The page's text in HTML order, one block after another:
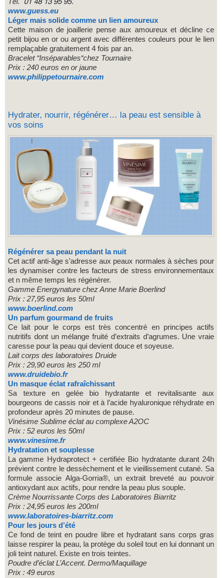
www.guess.eu
Léger mais solide comme un lien amoureux
Cette maison de joaillerie pense aux amoureux et décline ce
petit bijou en or ou argent avec différentes couleurs pour le lien
remplaçable gratuitement 4 fois par an.
Bracelet “Inséparables“chez Tournaire
Prix : 240 euros en or jaune
www.philippetournaire.com
Hydrater, nourrir, régénérer… la peau est sensible à
vos soins
Régénérer sa peau pendant la nuit
Cet actif anti-âge s’adresse aux peaux normales à sèches pour
les dynamiser contre les facteurs de stress environnementaux
et n même temps les régénérer.
Gamme Energynature chez Anne Marie Boerlind
Prix : 27,95 euros les 50ml
www.boerlind.com
Un parfum gourmand de fruits
Ce lait pour le corps est très concentré en principes actifs
nutritifs dont un mélange fruité d’extraits d’agrumes. Une vraie
caresse pour la peau qui devient douce et soyeuse.
Lait corps des laboratoires Druide
Prix : 29,90 euros les 250 ml
www.druidebio.fr
Un masque éclat rafraîchissant
Sa texture en gelée bio hydratante et revitalisante aux
bourgeons de cassis noir et à l’acide hyaluronique réhydrate en
profondeur après 20 minutes de pause.
Vinésime Sublime éclat au complexe A2OC
Prix : 52 euros les 50ml
www.vinesime.fr
Hydratation et souplesse
La gamme Hydraprotect + certifiée Bio hydratante durant 24h
prévient contre le dessèchement et le vieillissement cutané. Sa
formule associe Alga-Gorria®, un extrait breveté au pouvoir
antioxydant aux actifs, pour rendre la peau plus souple.
Crème Nourrissante Corps des Laboratoires Biarritz
Prix : 24,95 euros les 200ml
www.laboratoires-biarritz.com
Pour les jours d’été
Ce fond de teint en poudre libre et hydratant sans corps gras
laisse respirer la peau, la protège du soleil tout en lui donnant un
joli teint naturel. Existe en trois teintes.
Poudre d’éclat L’Accent. Dermo/Maquillage
Prix : 49 euros